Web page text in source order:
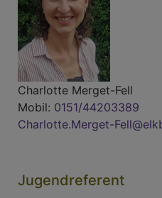
Charlotte Merget-Fell
Mobil: 0151/44203389
Charlotte.Merget-
Jugendreferent